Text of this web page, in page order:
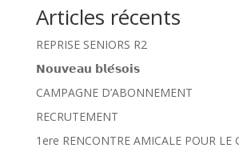
Articles récents
REPRISE SENIORS R2
𝗡𝗼𝘂𝘃𝗲𝗮𝘂 𝗯𝗹𝗲́𝘀𝗼𝗶𝘀
CAMPAGNE D’ABONNEMENT
RECRUTEMENT
1ere RENCONTRE AMICALE POUR LE